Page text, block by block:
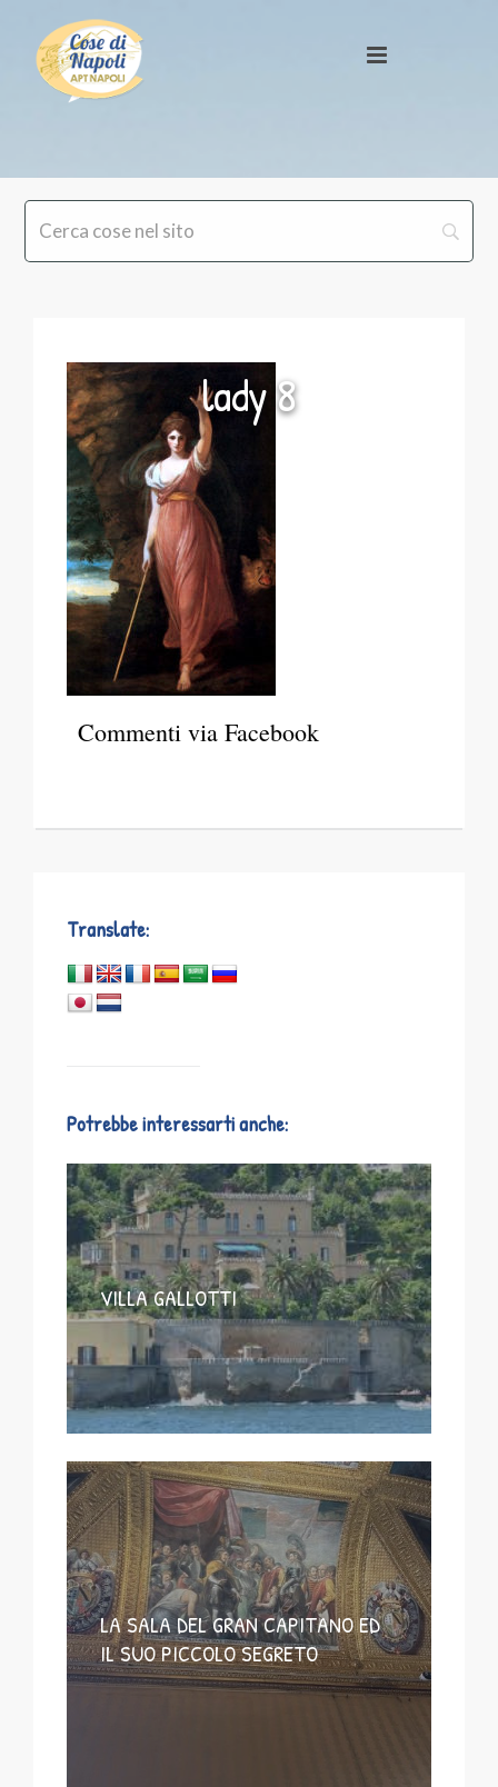
lady 8
Commenti via Facebook
Translate:
Potrebbe interessarti anche:
VILLA GALLOTTI
LA SALA DEL GRAN CAPITANO ED
IL SUO PICCOLO SEGRETO